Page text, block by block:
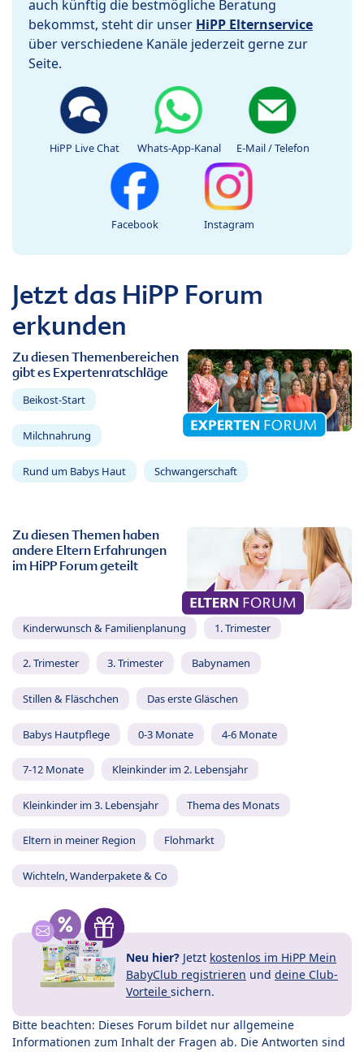
auch künftig die bestmögliche Beratung
bekommst, steht dir unser HiPP Elternservice
über verschiedene Kanäle jederzeit gerne zur
Seite.
HiPP Live Chat Whats-App-Kanal E-Mail / Telefon
Facebook Instagram
Jetzt das HiPP Forum
erkunden
Zu diesen Themenbereichen
gibt es Expertenratschläge
Beikost-Start
Milchnahrung
Rund um Babys Haut Schwangerschaft
Zu diesen Themen haben
andere Eltern Erfahrungen
im HiPP Forum geteilt
Kinderwunsch & Familienplanung 1. Trimester
2. Trimester 3. Trimester Babynamen
Stillen & Fläschchen Das erste Gläschen
Babys Hautpflege 0-3 Monate 4-6 Monate
7-12 Monate Kleinkinder im 2. Lebensjahr
Kleinkinder im 3. Lebensjahr Thema des Monats
Eltern in meiner Region Flohmarkt
Wichteln, Wanderpakete & Co
Neu hier? Jetzt kostenlos im HiPP Mein
BabyClub registrieren und deine Club-
Vorteile sichern.
Bitte beachten: Dieses Forum bildet nur allgemeine
Informationen zum Inhalt der Fragen ab. Die Antworten sind